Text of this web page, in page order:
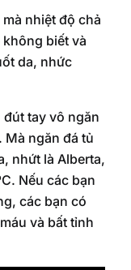
nhiệt độ chả
biết và
da, nhức
tay vô ngăn
Mà ngăn đá tủ
nhứt là Alberta,
Nếu các bạn
các bạn có
và bất tỉnh